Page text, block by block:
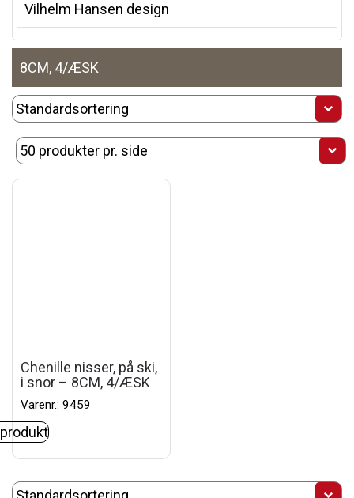
Vilhelm Hansen design
8CM, 4/ÆSK
Chenille nisser, på ski,
i snor – 8CM, 4/ÆSK
Varenr.: 9459